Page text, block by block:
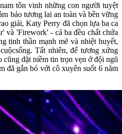
tôn vinh những con người tuyệt
bảo tương lai an toàn và bền vững
giải, Katy Perry đã chọn lựa ba ca
và 'Firework' - cả ba đều chất chứa
tinh thần mạnh mẽ và nhiệt huyết,
Tất nhiên, để tương xứng
cũng đặt niềm tin trọn vẹn ở đội ngũ
đã gắn bó với cô xuyên suốt 6 năm